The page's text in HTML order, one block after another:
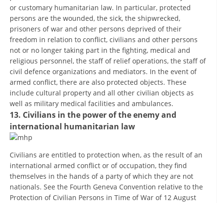
or customary humanitarian law. In particular, protected
persons are the wounded, the sick, the shipwrecked,
prisoners of war and other persons deprived of their
freedom in relation to conflict, civilians and other persons
not or no longer taking part in the fighting, medical and
religious personnel, the staff of relief operations, the staff of
civil defence organizations and mediators. In the event of
armed conflict, there are also protected objects. These
include cultural property and all other civilian objects as
well as military medical facilities and ambulances.
13. Civilians in the power of the enemy and
international humanitarian law
Civilians are entitled to protection when, as the result of an
international armed conflict or of occupation, they find
themselves in the hands of a party of which they are not
nationals. See the Fourth Geneva Convention relative to the
Protection of Civilian Persons in Time of War of 12 August